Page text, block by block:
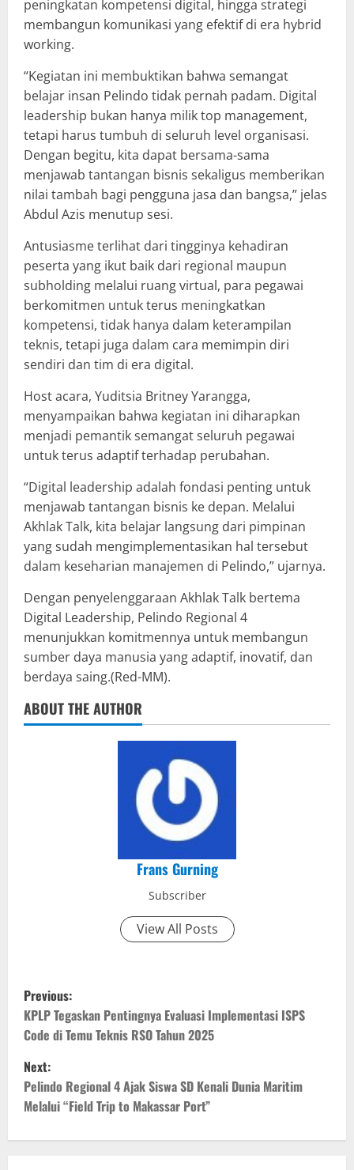
peningkatan kompetensi digital, hingga strategi
membangun komunikasi yang efektif di era hybrid
working.
“Kegiatan ini membuktikan bahwa semangat
belajar insan Pelindo tidak pernah padam. Digital
leadership bukan hanya milik top management,
tetapi harus tumbuh di seluruh level organisasi.
Dengan begitu, kita dapat bersama-sama
menjawab tantangan bisnis sekaligus memberikan
nilai tambah bagi pengguna jasa dan bangsa,” jelas
Abdul Azis menutup sesi.
Antusiasme terlihat dari tingginya kehadiran
peserta yang ikut baik dari regional maupun
subholding melalui ruang virtual, para pegawai
berkomitmen untuk terus meningkatkan
kompetensi, tidak hanya dalam keterampilan
teknis, tetapi juga dalam cara memimpin diri
sendiri dan tim di era digital.
Host acara, Yuditsia Britney Yarangga,
menyampaikan bahwa kegiatan ini diharapkan
menjadi pemantik semangat seluruh pegawai
untuk terus adaptif terhadap perubahan.
“Digital leadership adalah fondasi penting untuk
menjawab tantangan bisnis ke depan. Melalui
Akhlak Talk, kita belajar langsung dari pimpinan
yang sudah mengimplementasikan hal tersebut
dalam keseharian manajemen di Pelindo,” ujarnya.
Dengan penyelenggaraan Akhlak Talk bertema
Digital Leadership, Pelindo Regional 4
menunjukkan komitmennya untuk membangun
sumber daya manusia yang adaptif, inovatif, dan
berdaya saing.(Red-MM).
ABOUT THE AUTHOR
Frans Gurning
Subscriber
View All Posts
P
o
s
t
n
Previous:
KPLP Tegaskan Pentingnya Evaluasi Implementasi ISPS
Code di Temu Teknis RSO Tahun 2025
Next:
Pelindo Regional 4 Ajak Siswa SD Kenali Dunia Maritim
Melalui “Field Trip to Makassar Port”